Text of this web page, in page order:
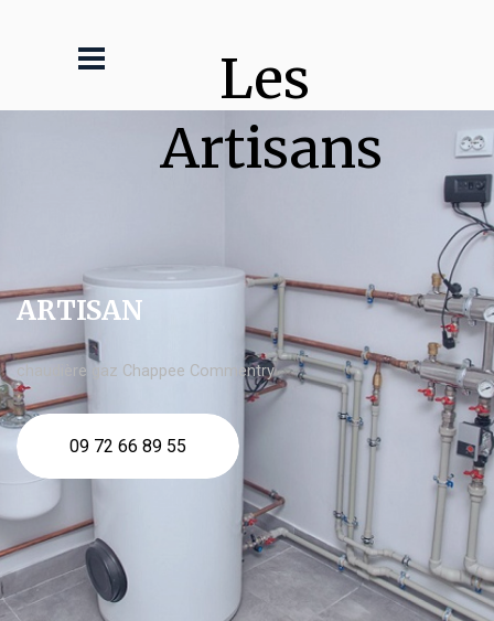
Les
Artisans
ARTISAN
chaudière gaz Chappee Commentry
09 72 66 89 55